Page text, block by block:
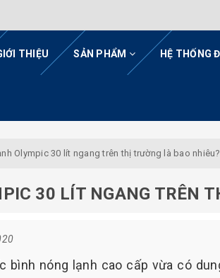
THIỆU SẢN PHẨM HỆ THỐNG
Olympic 30 lít ngang trên thị trường là bao nhiêu?
30 LÍT NGANG TRÊN
bình nóng lạnh cao cấp vừa có